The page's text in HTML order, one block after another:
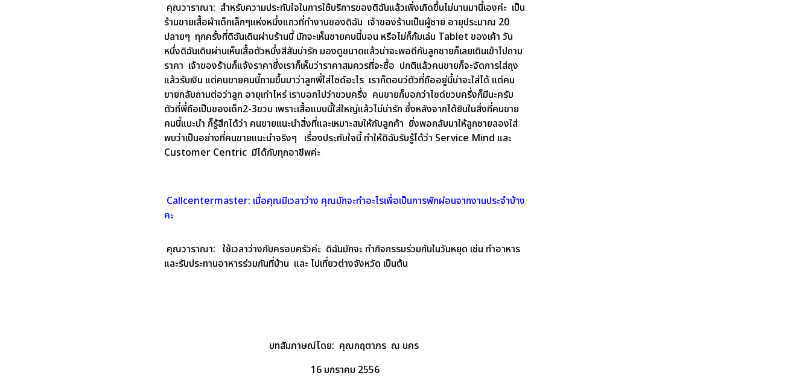
คุณวาราณา: สำหรับความประทับใจในการใช้บริการของดิฉันแล้วเพิ่งเกิดขึ้นไม่นานมานี้เองค่ะ เป็น
ร้านขายเสื้อผ้าเด็กเล็กๆแห่งหนึ่งแถวที่ทำงานของดิฉัน เจ้าของร้านเป็นผู้ชาย อายุประมาณ 20
ปลายๆ ทุกครั้งที่ดิฉันเดินผ่านร้านนี้ มักจะเห็นชายคนนี้นอน หรือไม่ก็ก้มเล่น Tablet ของเค้า วัน
หนึ่งดิฉันเดินผ่านเห็นเสื้อตัวหนึ่งสีสันน่ารัก มองดูขนาดแล้วน่าจะพอดีกับลูกชายก็เลยเดินเข้าไปถาม
ราคา เจ้าของร้านก็แจ้งราคาซึ่งเราก็เห็นว่าราคาสมควรที่จะซื้อ ปกติแล้วคนขายก็จะจัดการใส่ถุง
แล้วรับเงิน แต่คนขายคนนี้ถามขึ้นมาว่าลูกพี่ใส่ไซด์อะไร เราก็ตอบว่ตัวที่ถืออยู่นี้น่าจะใส่ได้ แต่คน
ขายกลับถามต่อว่าลูก อายุเท่าไหร่ เราบอกไปว่าขวบครึ่ง คนขายก็บอกว่าไซด์ขวบครึ่งก็มีนะครับ
ตัวที่พี่ถือเป็นของเด็ก2-3ขวบ เพราะเสื้อแบบนี้ใส่ใหญ่แล้วไม่น่ารัก ซึ่งหลังจากได้ยินในสิ่งที่คนขาย
คนนี้แนะนำ ก็รู้สึกได้ว่า คนขายแนะนำสิ่งที่และเหมาะสมให้กับลูกค้า ยิ่งพอกลับมาให้ลูกชายลองใส่
พบว่าเป็นอย่างที่คนขายแนะนำจริงๆ เรื่องประทับใจนี้ ทำให้ดิฉันรับรู้ได้ว่า Service Mind และ
Customer Centric มีได้กับทุกอาชีพค่ะ
Callcentermaster: เมื่อคุณมีเวลาว่าง คุณมักจะทำอะไรเพื่อเป็นการพักผ่อนจากงานประจำบ้าง
คะ
คุณวาราณา: ใช้เวลาว่างกับครอบครัวค่ะ ดิฉันมักจะ ทำกิจกรรมร่วมกันในวันหยุด เช่น ทำอาหาร
และรับประทานอาหารร่วมกันที่บ้าน และ ไปเที่ยวต่างจังหวัด เป็นต้น
บทสัมภาษณ์โดย: คุณกฤตาภร ณ นคร
16 มกราคม 2556